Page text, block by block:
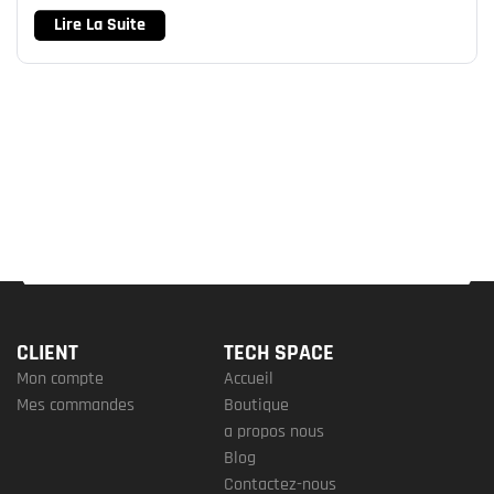
Lire La Suite
CLIENT
Mon compte
Mes commandes
TECH SPACE
Accueil
Boutique
a propos nous
Blog
Contactez-nous